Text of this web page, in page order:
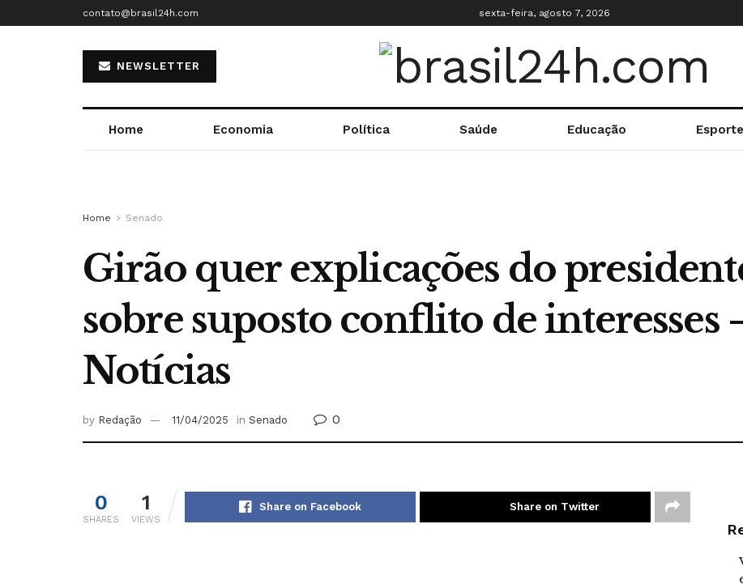
contato@brasil24h.com sexta-feira, agosto 7, 2026
NEWSLETTER
Home Economia Política Saúde Educação
Home Senado
Girão quer explicações do
sobre suposto conflito de interesses
Notícias
by Redação 11/04/2025 in Senado 0
0
SHARES
1
VIEWS
Share on Facebook Share on Twitter